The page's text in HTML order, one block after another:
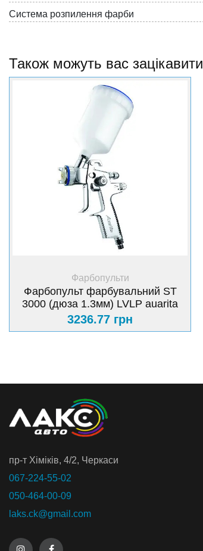
Система розпилення фарби
Також можуть вас зацікавити
+ Купити
Фарбопульти
Фарбопульт фарбувальний ST
3000 (дюза 1.3мм) LVLP auarita
3236.77 грн
пр-т Хiмiкiв, 4/2, Черкаси
067-224-55-02
050-464-00-09
laks.ck@gmail.com